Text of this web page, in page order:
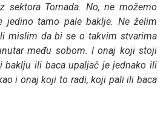
sektora Tornada. No, ne možemo
jedino tamo pale baklje. Ne želim
mislim da bi se o takvim stvarima
među sobom. I onaj koji stoji
baklju ili baca upaljač je jednako ili
i onaj koji to radi, koji pali ili baca